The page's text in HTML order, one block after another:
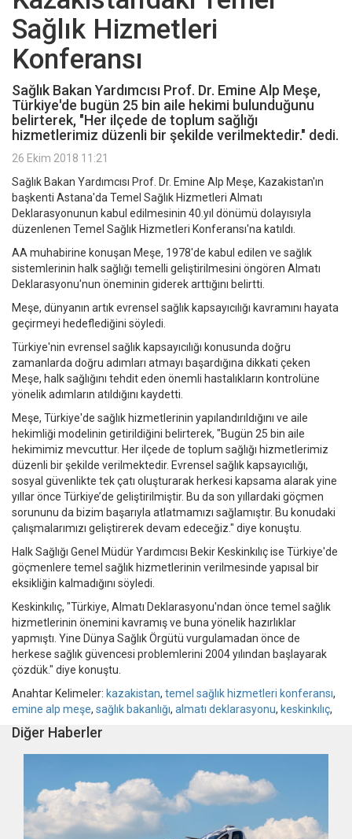
Sağlık Hizmetleri
Konferansı
Sağlık Bakan Yardımcısı Prof. Dr. Emine Alp Meşe,
Türkiye'de bugün 25 bin aile hekimi bulunduğunu
belirterek, "Her ilçede de toplum sağlığı
hizmetlerimiz düzenli bir şekilde verilmektedir." dedi.
26 Ekim 2018 11:21
Sağlık Bakan Yardımcısı Prof. Dr. Emine Alp Meşe, Kazakistan'ın
başkenti Astana'da Temel Sağlık Hizmetleri Almatı
Deklarasyonunun kabul edilmesinin 40.yıl dönümü dolayısıyla
düzenlenen Temel Sağlık Hizmetleri Konferansı'na katıldı.
AA muhabirine konuşan Meşe, 1978'de kabul edilen ve sağlık
sistemlerinin halk sağlığı temelli geliştirilmesini öngören Almatı
Deklarasyonu'nun öneminin giderek arttığını belirtti.
Meşe, dünyanın artık evrensel sağlık kapsayıcılığı kavramını hayata
geçirmeyi hedeflediğini söyledi.
Türkiye'nin evrensel sağlık kapsayıcılığı konusunda doğru
zamanlarda doğru adımları atmayı başardığına dikkati çeken
Meşe, halk sağlığını tehdit eden önemli hastalıkların kontrolüne
yönelik adımların atıldığını kaydetti.
Meşe, Türkiye'de sağlık hizmetlerinin yapılandırıldığını ve aile
hekimliği modelinin getirildiğini belirterek, "Bugün 25 bin aile
hekimimiz mevcuttur. Her ilçede de toplum sağlığı hizmetlerimiz
düzenli bir şekilde verilmektedir. Evrensel sağlık kapsayıcılığı,
sosyal güvenlikte tek çatı oluşturarak herkesi kapsama alarak yine
yıllar önce Türkiye’de geliştirilmiştir. Bu da son yıllardaki göçmen
sorununu da bizim başarıyla atlatmamızı sağlamıştır. Bu konudaki
çalışmalarımızı geliştirerek devam edeceğiz." diye konuştu.
Halk Sağlığı Genel Müdür Yardımcısı Bekir Keskinkılıç ise Türkiye'de
göçmenlere temel sağlık hizmetlerinin verilmesinde yapısal bir
eksikliğin kalmadığını söyledi.
Keskinkılıç, "Türkiye, Almatı Deklarasyonu'ndan önce temel sağlık
hizmetlerinin önemini kavramış ve buna yönelik hazırlıklar
yapmıştı. Yine Dünya Sağlık Örgütü vurgulamadan önce de
herkese sağlık güvencesi problemlerini 2004 yılından başlayarak
çözdük." diye konuştu.
Anahtar Kelimeler: kazakistan, temel sağlık hizmetleri konferansı,
emine alp meşe, sağlık bakanlığı, almatı deklarasyonu, keskinkılıç,
Diğer Haberler